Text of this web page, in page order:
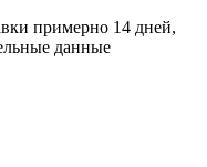
примерно 14 дней,
данные